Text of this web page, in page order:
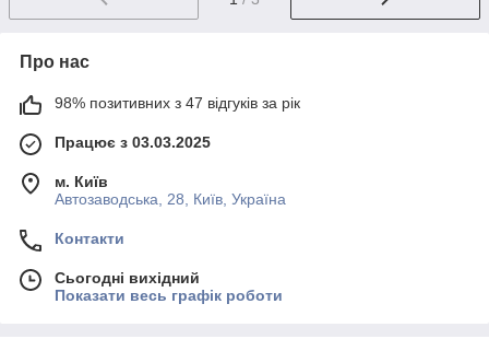
Про нас
98% позитивних з 47 відгуків за рік
Працює з 03.03.2025
м. Київ
Автозаводська, 28, Київ, Україна
Контакти
Сьогодні вихідний
Показати весь графік роботи